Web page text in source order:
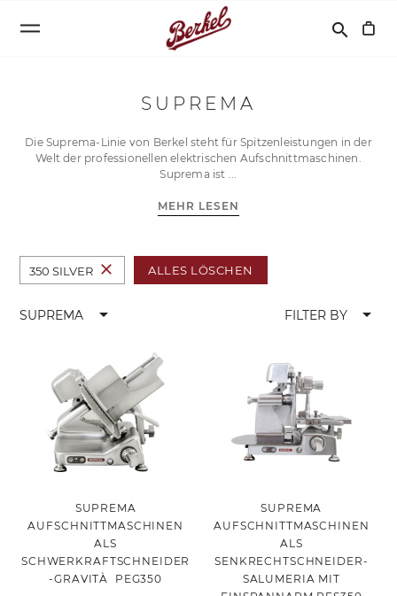
Suchen
search
SUPREMA
Die Suprema-Linie von Berkel steht für Spitzenleistungen in der
Welt der professionellen elektrischen Aufschnittmaschinen.
Suprema ist
MEHR LESEN
350 SILVER close ALLES LÖSCHEN
SUPREMA arrow_drop_down FILTER BY arrow_drop_down
SUPREMA
AUFSCHNITTMASCHINEN
ALS
SCHWERKRAFTSCHNEIDER
-GRAVITÀ PEG350
SUPREMA
AUFSCHNITTMASCHINEN
ALS
SENKRECHTSCHNEIDER-
SALUMERIA MIT